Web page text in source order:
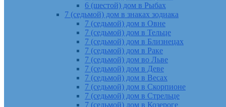
6 (шестой) дом в Рыбах
7 (седьмой) дом в знаках зодиака
7 (седьмой) дом в Овне
7 (седьмой) дом в Тельце
7 (седьмой) дом в Близнецах
7 (седьмой) дом в Раке
7 (седьмой) дом во Льве
7 (седьмой) дом в Деве
7 (седьмой) дом в Весах
7 (седьмой) дом в Скорпионе
7 (седьмой) дом в Стрельце
7 (седьмой) дом в Козероге